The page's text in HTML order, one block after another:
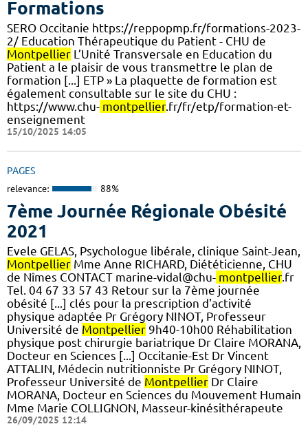
Formations
SERO Occitanie https://reppopmp.fr/formations-2023-
2/ Education Thérapeutique du Patient - CHU de
Montpellier L’Unité Transversale en Education du
Patient a le plaisir de vous transmettre le plan de
formation [...] ETP » La plaquette de formation est
également consultable sur le site du CHU :
https://www.chu- montpellier.fr/fr/etp/formation-et-
enseignement
15/10/2025 14:05
PAGES
relevance: 88%
7ème Journée Régionale Obésité
2021
Evele GELAS, Psychologue libérale, clinique Saint-Jean,
Montpellier Mme Anne RICHARD, Diététicienne, CHU
de Nîmes CONTACT marine-vidal@chu- montpellier.fr
Tel. 04 67 33 57 43 Retour sur la 7ème journée
obésité [...] clés pour la prescription d'activité
physique adaptée Pr Grégory NINOT, Professeur
Université de Montpellier 9h40-10h00 Réhabilitation
physique post chirurgie bariatrique Dr Claire MORANA,
Docteur en Sciences [...] Occitanie-Est Dr Vincent
ATTALIN, Médecin nutritionniste Pr Grégory NINOT,
Professeur Université de Montpellier Dr Claire
MORANA, Docteur en Sciences du Mouvement Humain
Mme Marie COLLIGNON, Masseur-kinésithérapeute
26/09/2025 12:14